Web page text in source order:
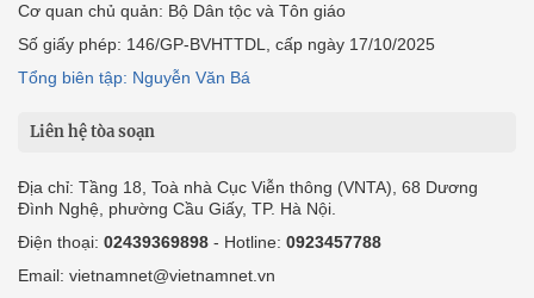
Cơ quan chủ quản: Bộ Dân tộc và Tôn giáo
Số giấy phép: 146/GP-BVHTTDL, cấp ngày 17/10/2025
Tổng biên tập: Nguyễn Văn Bá
Liên hệ tòa soạn
Địa chỉ: Tầng 18, Toà nhà Cục Viễn thông (VNTA), 68 Dương
Đình Nghệ, phường Cầu Giấy, TP. Hà Nội.
Điện thoại: 02439369898 - Hotline: 0923457788
Email: vietnamnet@vietnamnet.vn